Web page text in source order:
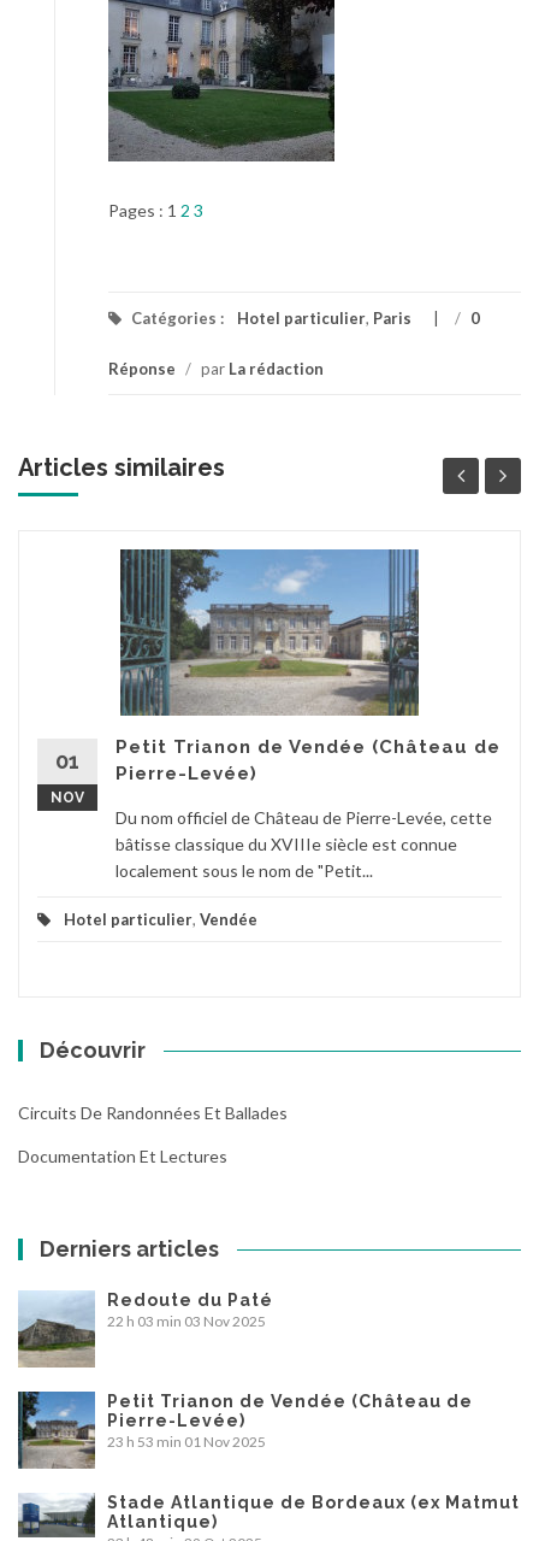
Pages : 1 2 3
Catégories : Hotel particulier, Paris / 0
Réponse / par La rédaction
Articles similaires
01
NOV
Petit Trianon de Vendée (Château de
Pierre-Levée)
Du nom officiel de Château de Pierre-Levée, cette
bâtisse classique du XVIIIe siècle est connue
localement sous le nom de "Petit...
Hotel particulier, Vendée
Découvrir
Circuits De Randonnées Et Ballades
Documentation Et Lectures
Derniers articles
Redoute du Paté
22 h 03 min 03 Nov 2025
Petit Trianon de Vendée (Château de
Pierre-Levée)
23 h 53 min 01 Nov 2025
Stade Atlantique de Bordeaux (ex Matmut
Atlantique)